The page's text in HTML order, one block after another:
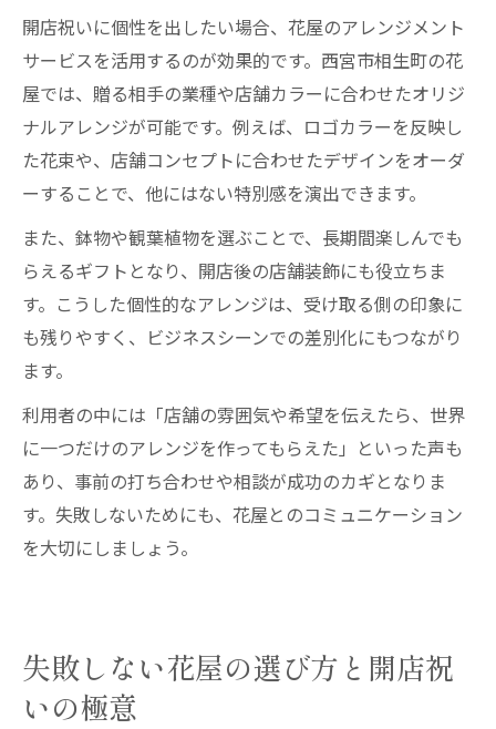
開店祝いに個性を出したい場合、花屋のアレンジメント
サービスを活用するのが効果的です。西宮市相生町の花
屋では、贈る相手の業種や店舗カラーに合わせたオリジ
ナルアレンジが可能です。例えば、ロゴカラーを反映し
た花束や、店舗コンセプトに合わせたデザインをオーダ
ーすることで、他にはない特別感を演出できます。
また、鉢物や観葉植物を選ぶことで、長期間楽しんでも
らえるギフトとなり、開店後の店舗装飾にも役立ちま
す。こうした個性的なアレンジは、受け取る側の印象に
も残りやすく、ビジネスシーンでの差別化にもつながり
ます。
利用者の中には「店舗の雰囲気や希望を伝えたら、世界
に一つだけのアレンジを作ってもらえた」といった声も
あり、事前の打ち合わせや相談が成功のカギとなりま
す。失敗しないためにも、花屋とのコミュニケーション
を大切にしましょう。
失敗しない花屋の選び方と開店祝
いの極意